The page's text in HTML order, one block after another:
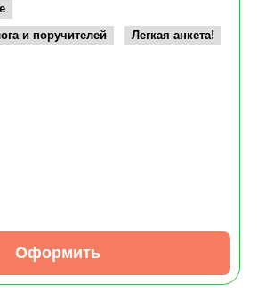
и поручителей
Легкая анкета!
Оформить